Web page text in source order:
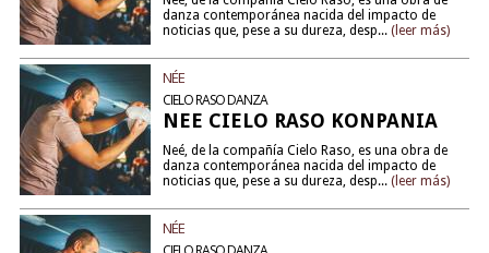
danza contemporánea nacida del impacto de
noticias que, pese a su dureza, desp... (leer más)
NÉE
CIELO RASO DANZA
NEE CIELO RASO KONPANIA
Neé, de la compañía Cielo Raso, es una obra de
danza contemporánea nacida del impacto de
noticias que, pese a su dureza, desp... (leer más)
NÉE